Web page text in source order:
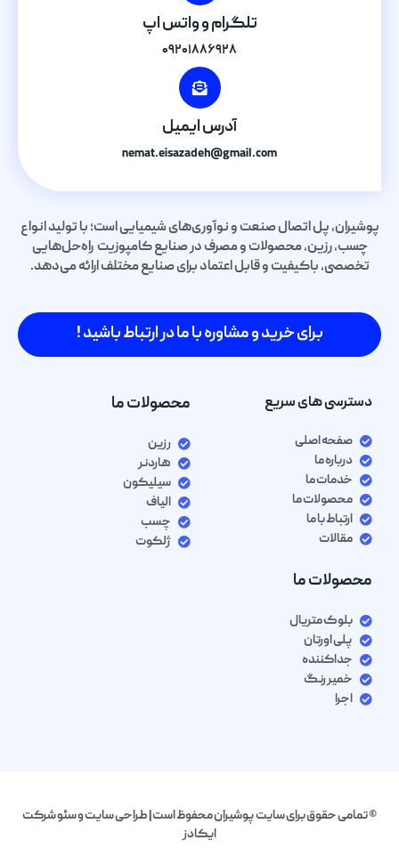
تلگرام و واتس اپ
۰۹۲۰۱۸۸۶۹۲۸
آدرس ایمیل
nemat.eisazadeh@gmail.com
پوشیران، پل اتصال صنعت و نوآوری‌های شیمیایی است؛ با تولید انواع
چسب، رزین، محصولات و مصرف در صنایع کامپوزیت راه‌حل‌هایی
تخصصی، باکیفیت و قابل اعتماد برای صنایع مختلف ارائه می‌دهد.
برای خرید و مشاوره با ما در ارتباط باشید !
دسترسی های سریع
صفحه اصلی
درباره ما
خدمات ما
محصولات ما
ارتباط با ما
مقالات
محصولات ما
رزین
هاردنر
سیلیکون
الیاف
چسب
ژلکوت
محصولات ما
بلوک متریال
پلی اورتان
جداکننده
خمیر رنگ
اجرا
© تمامی حقوق برای سایت پوشیران محفوظ است| طراحی سایت و سئو شرکت
ایکادز